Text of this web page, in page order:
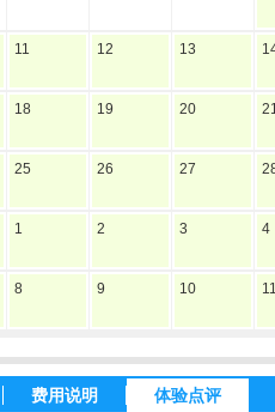
11 12 13
18 19 20
25 26 27
1 2 3 4
8 9 10
费用说明 体验点评